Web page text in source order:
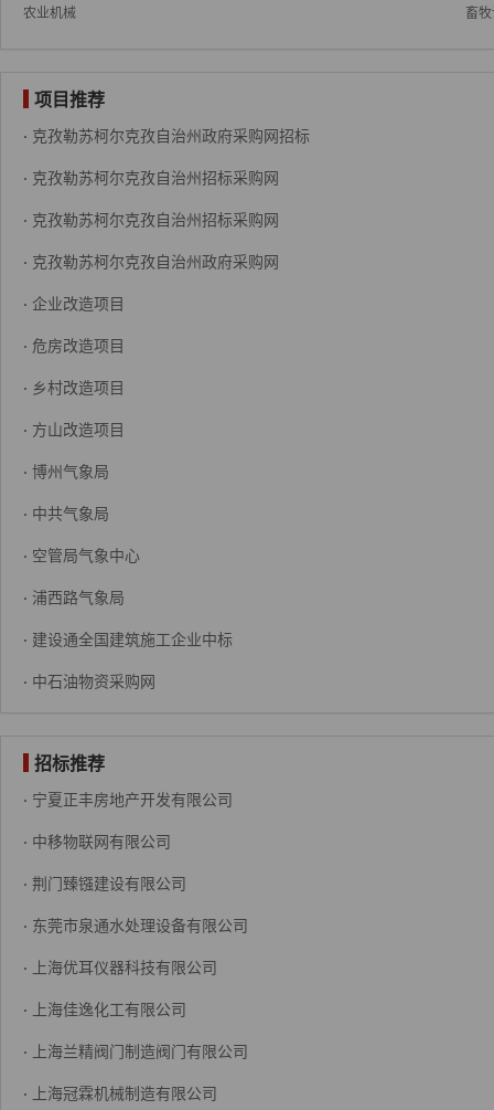
农业机械 畜
项目推荐
· 克孜勒苏柯尔克孜自治州政府采购网招标
· 克孜勒苏柯尔克孜自治州招标采购网
· 克孜勒苏柯尔克孜自治州招标采购网
· 克孜勒苏柯尔克孜自治州政府采购网
· 企业改造项目
· 危房改造项目
· 乡村改造项目
· 方山改造项目
· 博州气象局
· 中共气象局
· 空管局气象中心
· 浦西路气象局
· 建设通全国建筑施工企业中标
· 中石油物资采购网
招标推荐
· 宁夏正丰房地产开发有限公司
· 中移物联网有限公司
· 荆门臻镪建设有限公司
· 东莞市泉通水处理设备有限公司
· 上海优耳仪器科技有限公司
· 上海佳逸化工有限公司
· 上海兰精阀门制造阀门有限公司
· 上海冠霖机械制造有限公司